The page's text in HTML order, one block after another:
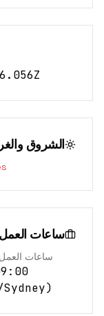
الشروق
ساعات العمل
ساعات العمل
(